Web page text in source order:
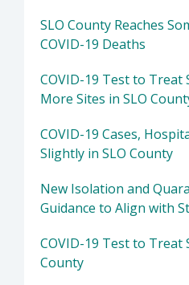
SLO County Reaches
COVID-19 Deaths
COVID-19 Test to Treat
More Sites in SLO
COVID-19 Cases,
Slightly in SLO County
New Isolation and
Guidance to Align with
COVID-19 Test to Treat
County